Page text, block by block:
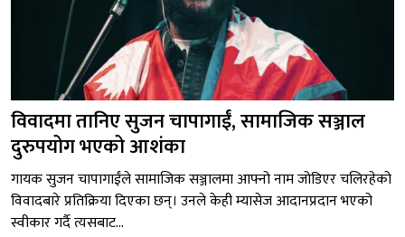
विवादमा तानिए सुजन चापागाईं, सामाजिक सञ्जाल
दुरुपयोग भएको आशंका
गायक सुजन चापागाईंले सामाजिक सञ्जालमा आफ्नो नाम जोडिएर चलिरहेको
विवादबारे प्रतिक्रिया दिएका छन्। उनले केही म्यासेज आदानप्रदान भएको
स्वीकार गर्दै त्यसबाट...